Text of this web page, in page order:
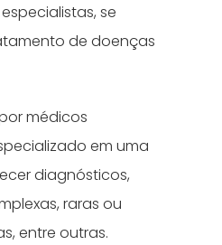
se
de doenças
médicos
em uma
diagnósticos,
raras ou
entre outras.